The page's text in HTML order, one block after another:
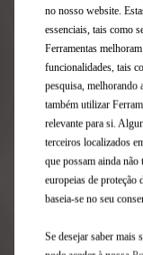
App e-Routes
no nosso website.
essenciais, tais como
Ferramentas
funcionalidades, tais
pesquisa, melhorando
também utilizar
relevante para si.
terceiros localizados
que possam ainda não
europeias de proteção
baseia-se no seu
Se desejar saber mais